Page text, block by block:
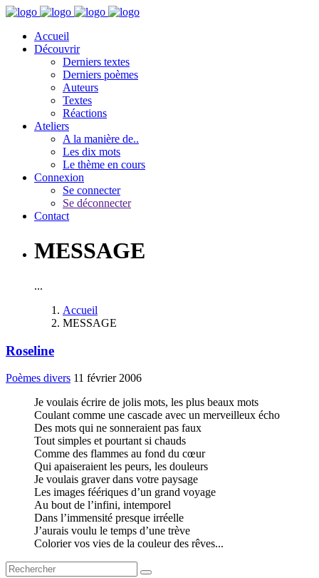
Accueil
Découvrir
Derniers textes
Derniers poèmes
Auteurs
Textes
Réactions
Ateliers
A la manière de..
Les dix mots
Le thème en cours
Connexion
Se connecter
Se déconnecter
Contact
MESSAGE
...
Accueil
MESSAGE
Roseline
Poèmes divers 11 février 2006
Je voulais écrire de jolis mots, les plus beaux mots
Coulant comme une cascade avec un merveilleux écho
Des mots qui ne sonneraient pas faux
Tout simples et pourtant si chauds
Comme des flammes au fond du cœur
Qui apaiseraient les peurs, les douleurs
Je voulais graver dans votre paysage
Les images féériques d’un grand voyage
Au bout de l’infini, intemporel
Dans l’immensité presque irréelle
J’aurais voulu le temps d’une trève
Colorier vos vies de la couleur des rêves...